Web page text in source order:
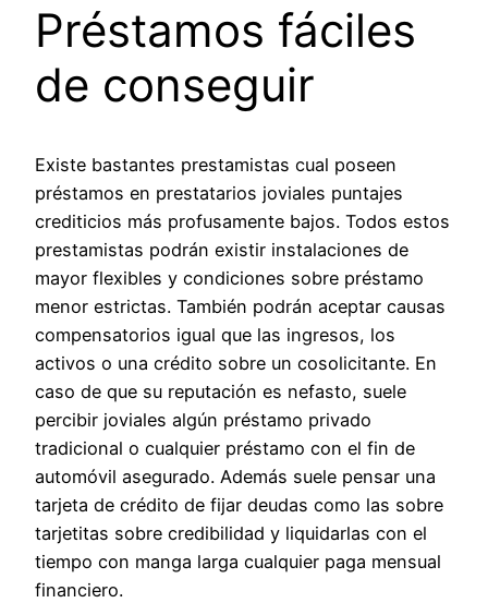
Préstamos fáciles
de conseguir
Existe bastantes prestamistas cual poseen
préstamos en prestatarios joviales puntajes
crediticios más profusamente bajos. Todos estos
prestamistas podrán existir instalaciones de
mayor flexibles y condiciones sobre préstamo
menor estrictas. También podrán aceptar causas
compensatorios igual que las ingresos, los
activos o una crédito sobre un cosolicitante. En
caso de que su reputación es nefasto, suele
percibir joviales algún préstamo privado
tradicional o cualquier préstamo con el fin de
automóvil asegurado. Además suele pensar una
tarjeta de crédito de fijar deudas como las sobre
tarjetitas sobre credibilidad y liquidarlas con el
tiempo con manga larga cualquier paga mensual
financiero.